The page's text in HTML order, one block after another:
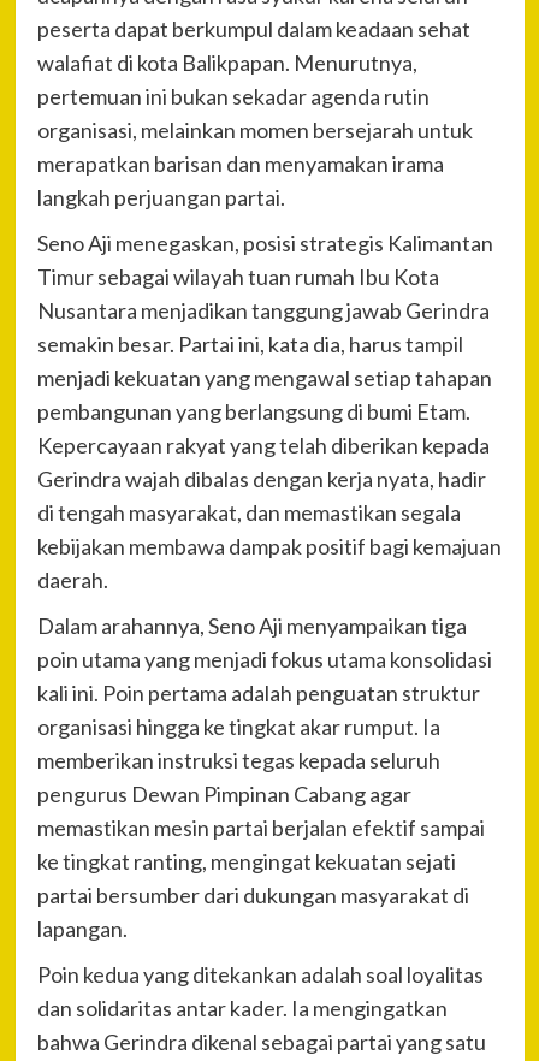
peserta dapat berkumpul dalam keadaan sehat
walafiat di kota Balikpapan. Menurutnya,
pertemuan ini bukan sekadar agenda rutin
organisasi, melainkan momen bersejarah untuk
merapatkan barisan dan menyamakan irama
langkah perjuangan partai.
Seno Aji menegaskan, posisi strategis Kalimantan
Timur sebagai wilayah tuan rumah Ibu Kota
Nusantara menjadikan tanggung jawab Gerindra
semakin besar. Partai ini, kata dia, harus tampil
menjadi kekuatan yang mengawal setiap tahapan
pembangunan yang berlangsung di bumi Etam.
Kepercayaan rakyat yang telah diberikan kepada
Gerindra wajah dibalas dengan kerja nyata, hadir
di tengah masyarakat, dan memastikan segala
kebijakan membawa dampak positif bagi kemajuan
daerah.
Dalam arahannya, Seno Aji menyampaikan tiga
poin utama yang menjadi fokus utama konsolidasi
kali ini. Poin pertama adalah penguatan struktur
organisasi hingga ke tingkat akar rumput. Ia
memberikan instruksi tegas kepada seluruh
pengurus Dewan Pimpinan Cabang agar
memastikan mesin partai berjalan efektif sampai
ke tingkat ranting, mengingat kekuatan sejati
partai bersumber dari dukungan masyarakat di
lapangan.
Poin kedua yang ditekankan adalah soal loyalitas
dan solidaritas antar kader. Ia mengingatkan
bahwa Gerindra dikenal sebagai partai yang satu